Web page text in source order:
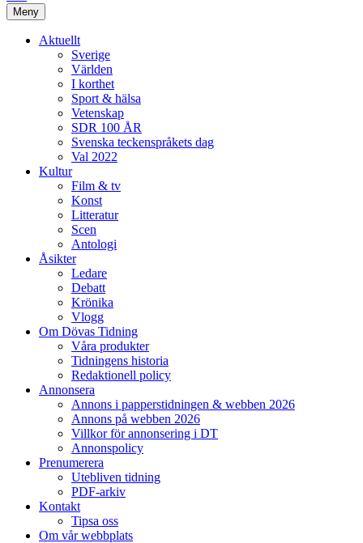
Meny
Aktuellt
Sverige
Världen
I korthet
Sport & hälsa
Vetenskap
SDR 100 ÅR
Svenska teckenspråkets dag
Val 2022
Kultur
Film & tv
Konst
Litteratur
Scen
Antologi
Åsikter
Ledare
Debatt
Krönika
Vlogg
Om Dövas Tidning
Våra produkter
Tidningens historia
Redaktionell policy
Annonsera
Annons i papperstidningen & webben 2026
Annons på webben 2026
Villkor för annonsering i DT
Annonspolicy
Prenumerera
Utebliven tidning
PDF-arkiv
Kontakt
Tipsa oss
Om vår webbplats